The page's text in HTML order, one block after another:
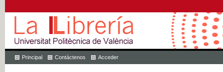
Principal Contáctenos Acceder